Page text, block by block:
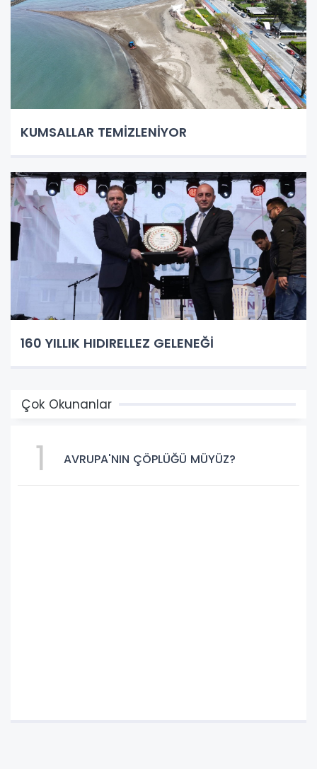
KUMSALLAR TEMİZLENİYOR
160 YILLIK HIDIRELLEZ GELENEĞİ
Çok Okunanlar
1 AVRUPA'NIN ÇÖPLÜĞÜ MÜYÜZ?